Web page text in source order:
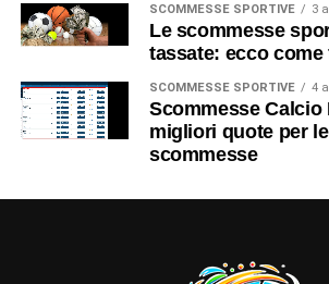
SCOMMESSE SPORTIVE 3
Le scommesse
tassate: ecco come
SCOMMESSE SPORTIVE 4
Scommesse
migliori quote per
scommesse